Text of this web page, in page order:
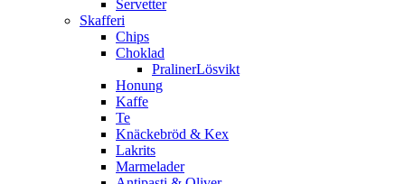
Servetter
Skafferi
Chips
Choklad
PralinerLösvikt
Honung
Kaffe
Te
Knäckebröd & Kex
Lakrits
Marmelader